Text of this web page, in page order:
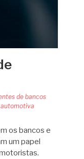
de bancos
automotiva
os bancos e
um papel